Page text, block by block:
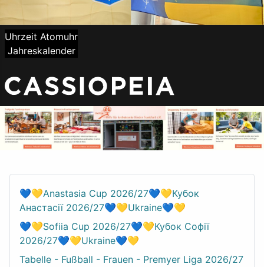
Uhrzeit Atomuhr
Jahreskalender
💙💛Anastasia Cup 2026/27💙💛Кубок
Анастасії 2026/27💙💛Ukraine💙💛
💙💛Sofiia Cup 2026/27💙💛Кубок Софії
2026/27💙💛Ukraine💙💛
Tabelle - Fußball - Frauen - Premyer Liga 2026/27